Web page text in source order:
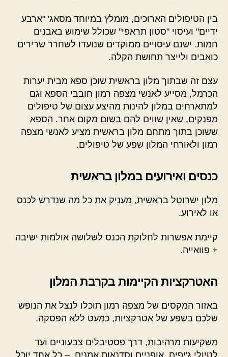
בין הטיפולים הארוכים, מומלץ במיוחד מסאג' "ארבע
ידיים" ועיסוי "סטון תראפי" שכולל שימוש באבנים
חמות. ישנם עיסויים ממוקדים שנועדו לשחרר שרירים
כואבים ולייצר תחושת הקלה.
עצם זה שבתוך מלון בראשית שוכן ספא מבית יערות
הכרמל, מסייע לאנשי מצפה רמון חובבי הספא וגם
למתארחים במלון להינות מהיצע עצום של טיפולים
מפנקים, שאין שווים להם בשום מקום אחר. הספא
ששוכן בתוך מתחם מלון בראשית מציע לאנשי מצפה
רמון ולאורחי המלון שפע של טיפולים.
כנסים ואירועים במלון בראשית
מלון ישרוטל בראשית, מעניק את כל מה שנדרש לכנס
או לאירוע.
קיימת אפשרות לחלוקת הכנס לשלושה אולמות ישיבה
+ פוואייה.
האטרקציות הקיימות בקרבת המלון
באזור המקסים של מצפה רמון תוכלו לנצל את הנופש
שלכם בשפע של אטרקציות, כמעט ללא הפסקה.
משקיעות מרהיבות, דרך פסטיבלים צבעוניים ועד
לטיולי ג'יפים, אופניים וסדנאות אמנים – כל אחד יוכל